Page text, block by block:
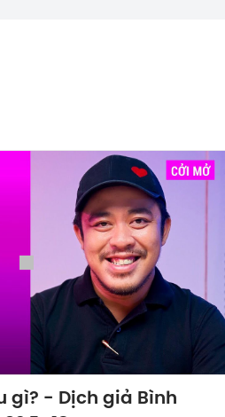
gì? - Dịch giả Bình